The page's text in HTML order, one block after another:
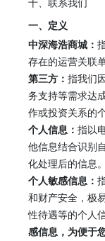
十、联系我们
一、定义
中深海浩商城 ：
存在的运营关联单
第三方： 指我们
务支持等需求达
作或投资关系的
个人信息： 指以
他信息结合识别
化处理后的信息。
个人敏感信息：
和财产安全，极
性待遇等的个人信
感信息，为便于